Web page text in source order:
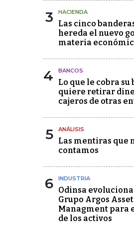
3 HACIENDA
Las cinco
hereda el nuevo
materia
4 BANCOS
Lo que le cobra su
quiere retirar
cajeros de otras
5 ANÁLISIS
Las mentiras que
contamos
6 INDUSTRIA
Odinsa
Grupo Argos Asset
Managment para
de los activos